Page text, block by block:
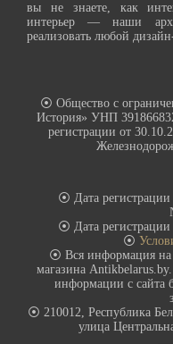
вы не знаете, как
интерьер — наши
реализовать любой
⦿ Общество с
История» УНП
регистрации от
⦿ Дата регистрации
⦿ Дата
⦿
⦿ Вся информация на
магазина
информации с сайта
⦿ 210012, Республика
улица